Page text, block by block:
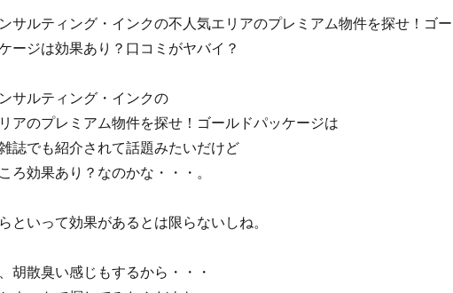
サルティング・インクの不人気エリアのプレミアム物件を探せ！ゴー
ージは効果あり？口コミがヤバイ？
サルティング・インクの
アのプレミアム物件を探せ！ゴールドパッケージは
誌でも紹介されて話題みたいだけど
ろ効果あり？なのかな・・・。
といって効果があるとは限らないしね。
胡散臭い感じもするから・・・